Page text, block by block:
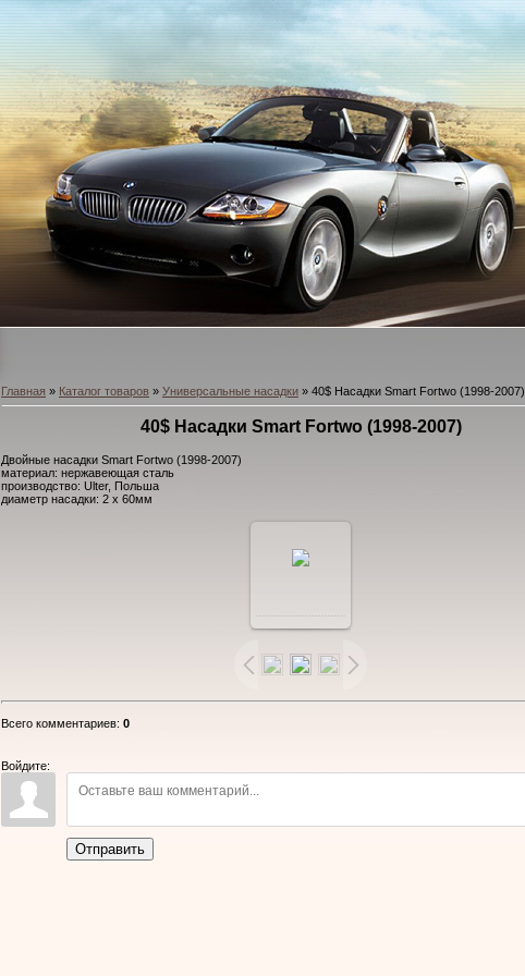
Главная » Каталог товаров » Универсальные насадки » 40$ Насадки Smart Fortwo (1998-2007)
40$ Насадки Smart Fortwo (1998-2007)
Двойные насадки Smart Fortwo (1998-2007)
материал: нержавеющая сталь
производство: Ulter, Польша
диаметр насадки: 2 x 60мм
размере
Всего комментариев: 0
Войдите:
Отправить